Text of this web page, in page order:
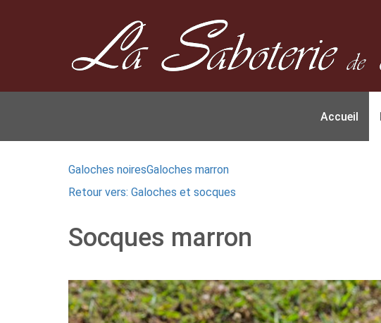
Accueil
Galoches noiresGaloches marron
Retour vers: Galoches et socques
Socques marron